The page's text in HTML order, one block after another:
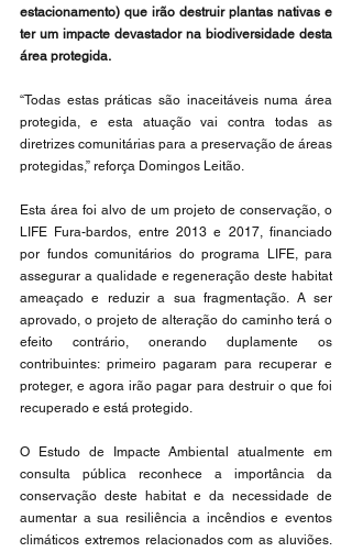
estacionamento) que irão destruir plantas nativas e
ter um impacte devastador na biodiversidade desta
área protegida.
“Todas estas práticas são inaceitáveis numa área
protegida, e esta atuação vai contra todas as
diretrizes comunitárias para a preservação de áreas
protegidas,” reforça Domingos Leitão.
Esta área foi alvo de um projeto de conservação, o
LIFE Fura-bardos, entre 2013 e 2017, financiado
por fundos comunitários do programa LIFE, para
assegurar a qualidade e regeneração deste habitat
ameaçado e reduzir a sua fragmentação. A ser
aprovado, o projeto de alteração do caminho terá o
efeito contrário, onerando duplamente os
contribuintes: primeiro pagaram para recuperar e
proteger, e agora irão pagar para destruir o que foi
recuperado e está protegido.
O Estudo de Impacte Ambiental atualmente em
consulta pública reconhece a importância da
conservação deste habitat e da necessidade de
aumentar a sua resiliência a incêndios e eventos
climáticos extremos relacionados com as aluviões.